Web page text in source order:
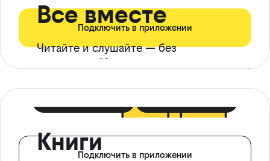
Все вместе
Читайте и слушайте — без
ограничений*
Подключить в приложении
КнигиПодключить в приложении